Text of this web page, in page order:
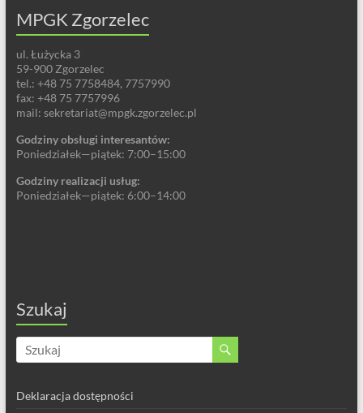
MPGK Zgorzelec
ul. Łużycka 3
59-900 Zgorzelec
tel.: +48 75 7758484, 7757990
fax: +48 75 7757996
mail: sekretariat@mpgk.zgorzelec.pl
Godziny obsługi interesantów:
Poniedziałek—piątek: 7:00–15:00
Godziny realizacji usług:
Poniedziałek—piątek: 6:00–14:00
Szukaj
Deklaracja dostępności